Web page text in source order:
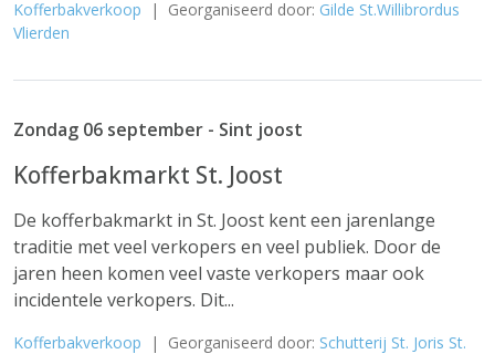
Kofferbakverkoop | Georganiseerd door: Gilde St.Willibrordus
Vlierden
Zondag 06 september - Sint joost
Kofferbakmarkt St. Joost
De kofferbakmarkt in St. Joost kent een jarenlange
traditie met veel verkopers en veel publiek. Door de
jaren heen komen veel vaste verkopers maar ook
incidentele verkopers. Dit...
Kofferbakverkoop | Georganiseerd door: Schutterij St. Joris St.